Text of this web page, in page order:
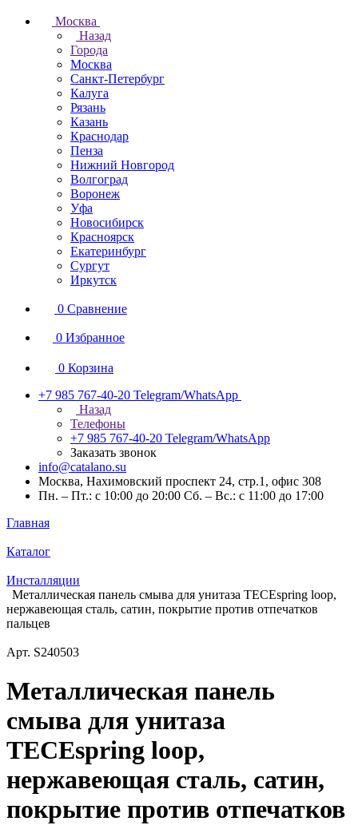
Москва
Назад
Города
Москва
Санкт-Петербург
Калуга
Рязань
Казань
Краснодар
Пенза
Нижний Новгород
Волгоград
Воронеж
Уфа
Новосибирск
Красноярск
Екатеринбург
Сургут
Иркутск
0 Сравнение
0 Избранное
0 Корзина
+7 985 767-40-20 Telegram/WhatsApp
Назад
Телефоны
+7 985 767-40-20 Telegram/WhatsApp
Заказать звонок
info@catalano.su
Москва, Нахимовский проспект 24, стр.1, офис 308
Пн. – Пт.: с 10:00 до 20:00 Сб. – Вс.: с 11:00 до 17:00
Главная
Каталог
Инсталляции
Металлическая панель смыва для унитаза TECEspring loop,
нержавеющая сталь, сатин, покрытие против отпечатков
пальцев
Арт. S240503
Металлическая панель
смыва для унитаза
TECEspring loop,
нержавеющая сталь, сатин,
покрытие против отпечатков